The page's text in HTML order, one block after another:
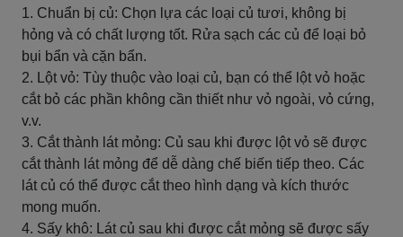
1. Chuẩn bị củ: Chọn lựa các loại củ tươi, không bị
hỏng và có chất lượng tốt. Rửa sạch các củ để loại bỏ
bụi bẩn và cặn bẩn.
2. Lột vỏ: Tùy thuộc vào loại củ, bạn có thể lột vỏ hoặc
cắt bỏ các phần không cần thiết như vỏ ngoài, vỏ cứng,
v.v.
3. Cắt thành lát mỏng: Củ sau khi được lột vỏ sẽ được
cắt thành lát mỏng để dễ dàng chế biến tiếp theo. Các
lát củ có thể được cắt theo hình dạng và kích thước
mong muốn.
4. Sấy khô: Lát củ sau khi được cắt mỏng sẽ được sấy